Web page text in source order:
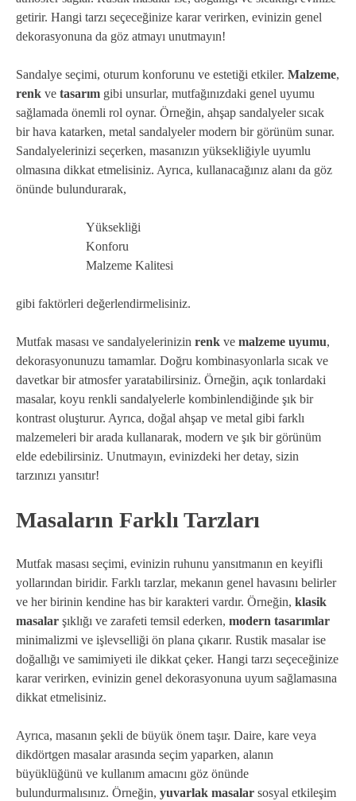
getirir. Hangi tarzı seçeceğinize karar verirken, evinizin genel
dekorasyonuna da göz atmayı unutmayın!
Sandalye seçimi, oturum konforunu ve estetiği etkiler. Malzeme,
renk ve tasarım gibi unsurlar, mutfağınızdaki genel uyumu
sağlamada önemli rol oynar. Örneğin, ahşap sandalyeler sıcak
bir hava katarken, metal sandalyeler modern bir görünüm sunar.
Sandalyelerinizi seçerken, masanızın yüksekliğiyle uyumlu
olmasına dikkat etmelisiniz. Ayrıca, kullanacağınız alanı da göz
önünde bulundurarak,
Yüksekliği
Konforu
Malzeme Kalitesi
gibi faktörleri değerlendirmelisiniz.
Mutfak masası ve sandalyelerinizin renk ve malzeme uyumu,
dekorasyonunuzu tamamlar. Doğru kombinasyonlarla sıcak ve
davetkar bir atmosfer yaratabilirsiniz. Örneğin, açık tonlardaki
masalar, koyu renkli sandalyelerle kombinlendiğinde şık bir
kontrast oluşturur. Ayrıca, doğal ahşap ve metal gibi farklı
malzemeleri bir arada kullanarak, modern ve şık bir görünüm
elde edebilirsiniz. Unutmayın, evinizdeki her detay, sizin
tarzınızı yansıtır!
Masaların Farklı Tarzları
Mutfak masası seçimi, evinizin ruhunu yansıtmanın en keyifli
yollarından biridir. Farklı tarzlar, mekanın genel havasını belirler
ve her birinin kendine has bir karakteri vardır. Örneğin, klasik
masalar şıklığı ve zarafeti temsil ederken, modern tasarımlar
minimalizmi ve işlevselliği ön plana çıkarır. Rustik masalar ise
doğallığı ve samimiyeti ile dikkat çeker. Hangi tarzı seçeceğinize
karar verirken, evinizin genel dekorasyonuna uyum sağlamasına
dikkat etmelisiniz.
Ayrıca, masanın şekli de büyük önem taşır. Daire, kare veya
dikdörtgen masalar arasında seçim yaparken, alanın
büyüklüğünü ve kullanım amacını göz önünde
bulundurmalısınız. Örneğin, yuvarlak masalar sosyal etkileşim